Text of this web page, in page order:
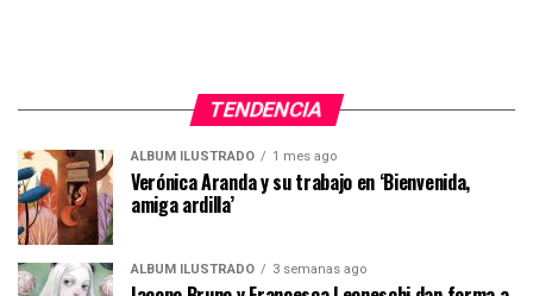
TENDENCIA
ÁLBUM ILUSTRADO 1 mes ago
Verónica Aranda y su trabajo en ‘Bienvenida,
amiga ardilla’
ÁLBUM ILUSTRADO 3 semanas ago